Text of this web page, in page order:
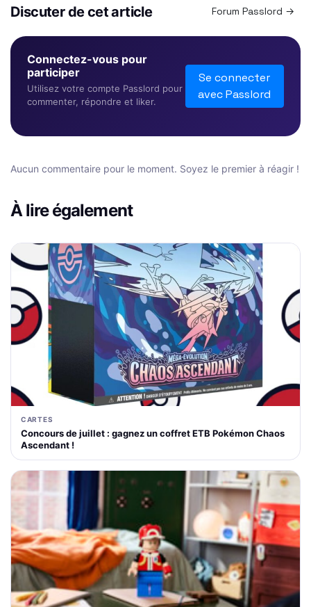
Discuter de cet article Forum Passlord →
Connectez-vous pour
participer
Utilisez votre compte Passlord pour
commenter, répondre et liker.
Se connecter
avec Passlord
Aucun commentaire pour le moment. Soyez le premier à réagir !
À lire également
CARTES
Concours de juillet : gagnez un coffret ETB Pokémon Chaos
Ascendant !